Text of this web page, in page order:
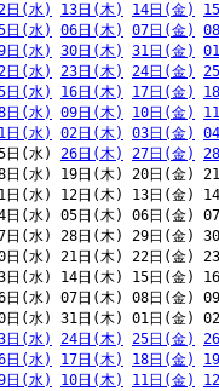
日(水) 13日(木) 14日(金)
日(水) 06日(木) 07日(金)
日(水) 30日(木) 31日(金)
日(水) 23日(木) 24日(金)
日(水) 16日(木) 17日(金)
日(水) 09日(木) 10日(金)
日(水) 02日(木) 03日(金)
日(水) 26日(木) 27日(金)
日(水) 19日(木) 20日(金)
日(水) 12日(木) 13日(金)
日(水) 05日(木) 06日(金)
日(水) 28日(木) 29日(金)
日(水) 21日(木) 22日(金)
日(水) 14日(木) 15日(金)
日(水) 07日(木) 08日(金)
日(水) 31日(木) 01日(金)
日(水) 24日(木) 25日(金)
日(水) 17日(木) 18日(金)
日(水) 10日(木) 11日(金)